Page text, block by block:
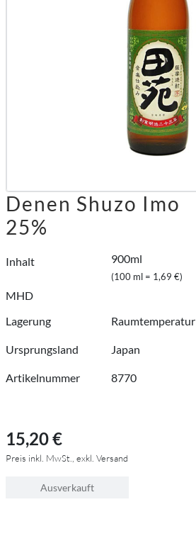
Denen Shuzo Imo
25%
Inhalt 900ml
(100 ml = 1,69 €)
MHD
Lagerung
Raumtemperatur
Ursprungsland Japan
Artikelnummer 8770
15,20 €
Preis inkl. MwSt., exkl. Versand
Ausverkauft